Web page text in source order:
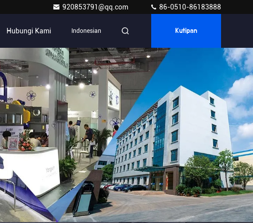
920853791@qq.com 86-0510-86183888
Hubungi Kami Indonesian Kutipan